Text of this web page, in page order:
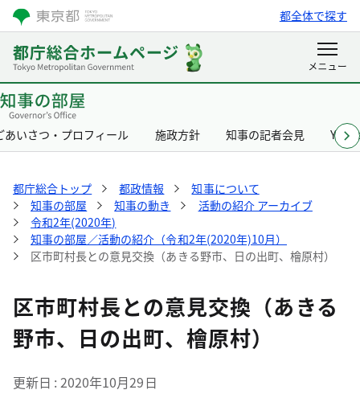
都全体で探す
あいさつ・プロフィール 施政方針 知事の記者会見
都庁総合トップ 都政情報
知事について
知事の部屋
知事の動き
活動の紹介 アーカイブ
令和2年(2020年)
知事の部屋／活動の紹介（令和2年(2020年)10月）
区市町村長との意見交換（あきる野市、日の出町、檜原村）
区市町村長との意見交換（あきる
野市、日の出町、檜原村）
更新日 2020年10月29日